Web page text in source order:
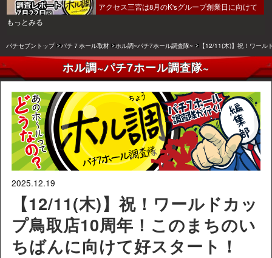
アクセス三宮は8月のK'sグループ創業日に向けて
もっとみる
パチセブントップ パチ７ホール取材 ホル調~パチ7ホール調査隊~ 【12/11(木)】祝！ワー
ホル調~パチ7ホール調査隊~
2025.12.19
【12/11(木)】祝！ワールドカッ
プ鳥取店10周年！このまちのい
ちばんに向けて好スタート！